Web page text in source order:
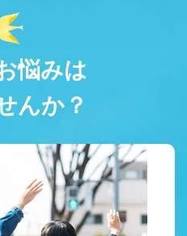
悩みは
んか？